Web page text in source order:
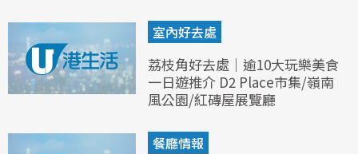
室內好去處
荔枝角好去處｜逾10大玩樂美食
一日遊推介 D2 Place市集/嶺南
風公園/紅磚屋展覽廳
餐廳情報